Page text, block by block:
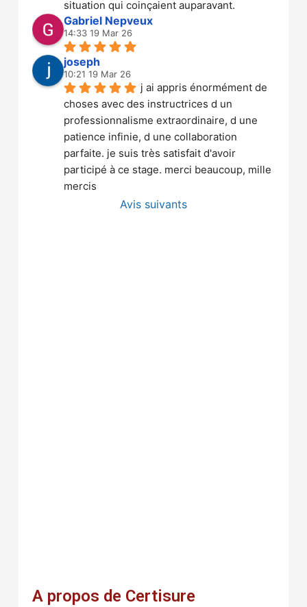
situation qui coinçaient auparavant.
Gabriel Nepveux
14:33 19 Mar 26
joseph
10:21 19 Mar 26
j ai appris énormément de
choses avec des instructrices d un
professionnalisme extraordinaire, d une
patience infinie, d une collaboration
parfaite. je suis très satisfait d'avoir
participé à ce stage. merci beaucoup, mille
mercis
Avis suivants
A propos de Certisure